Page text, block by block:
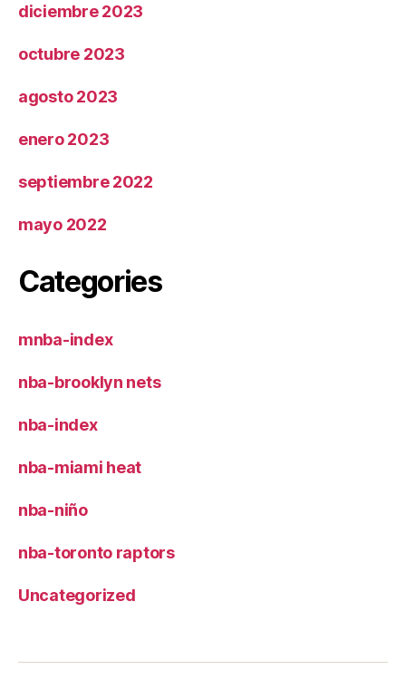
diciembre 2023
octubre 2023
agosto 2023
enero 2023
septiembre 2022
mayo 2022
Categories
mnba-index
nba-brooklyn nets
nba-index
nba-miami heat
nba-niño
nba-toronto raptors
Uncategorized